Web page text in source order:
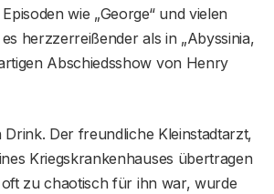
wie „George“ und vielen
herzzerreißender als in „Abyssinia,
Abschiedsshow von Henry
Drink. Der freundliche Kleinstadtarzt,
Kriegskrankenhauses übertragen
zu chaotisch für ihn war, wurde